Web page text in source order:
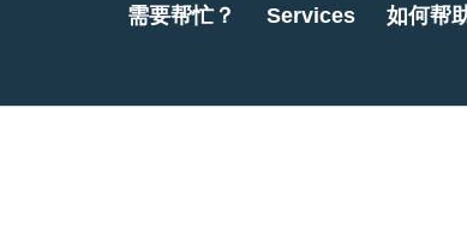
需要帮忙？ Services 如何帮